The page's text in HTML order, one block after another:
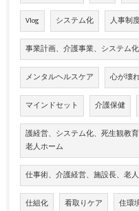
Vlog システム化 人事制
事業計画、介護事業、システム
メンタルヘルスケア 心が壊
マインドセット 介護保健
護経営、システム化、死生観教
老人ホーム
仕事術、介護経営、施設長、老
仕組化 看取りケア 住環